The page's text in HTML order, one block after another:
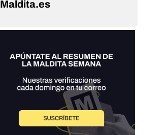
Maldita.es